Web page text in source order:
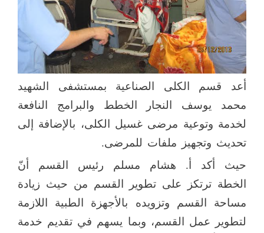
أعد قسم الكلى الصناعية بمستشفى الشهيد
محمد يوسف النجار الخطط والبرامج النافعة
لخدمة وتوعية مرضى غسيل الكلى، بالإضافة إلى
تحديث وتجهيز ملفات للمرضى.
حيث أكد أ. هشام مسلم رئيس القسم أنّ
الخطة ترتكز على تطوير القسم من حيث زيادة
مساحة القسم وتزويده بالأجهزة الطبية اللازمة
لتطوير عمل القسم، وبما يسهم في تقديم خدمة